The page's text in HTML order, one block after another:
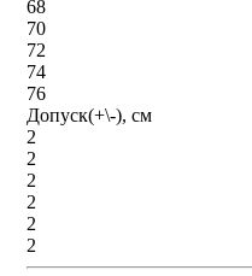
68
70
72
74
76
Допуск(+\-), см
2
2
2
2
2
2